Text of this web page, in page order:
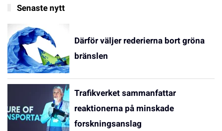
Senaste nytt
Därför väljer rederierna bort gröna
bränslen
Trafikverket sammanfattar
reaktionerna på minskade
forskningsanslag